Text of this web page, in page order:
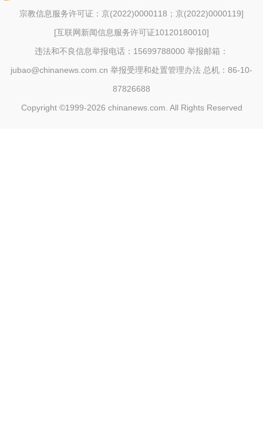
宗教信息服务许可证：京(2022)0000118；京(2022)0000119]
[互联网新闻信息服务许可证10120180010]
违法和不良信息举报电话：15699788000 举报邮箱：
jubao@chinanews.com.cn 举报受理和处置管理办法 总机：86-10-
87826688
Copyright ©1999-2026 chinanews.com. All Rights Reserved